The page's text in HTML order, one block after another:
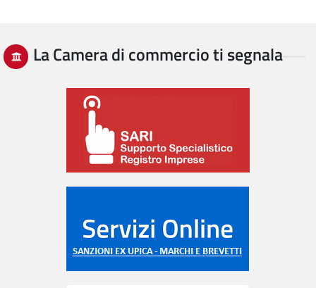
La Camera di commercio ti segnala